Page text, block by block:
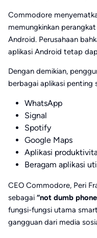
Commodore
memungkinkan
Android. Perusahaan
aplikasi Android tetap
Dengan demikian,
berbagai aplikasi penting
WhatsApp
Signal
Spotify
Google Maps
Aplikasi
Beragam aplikasi
CEO Commodore, Peri
sebagai “not dumb
fungsi-fungsi utama
gangguan dari media